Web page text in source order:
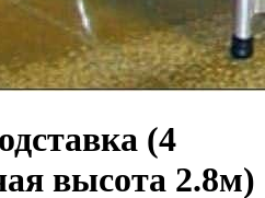
(4
высота 2.8м)